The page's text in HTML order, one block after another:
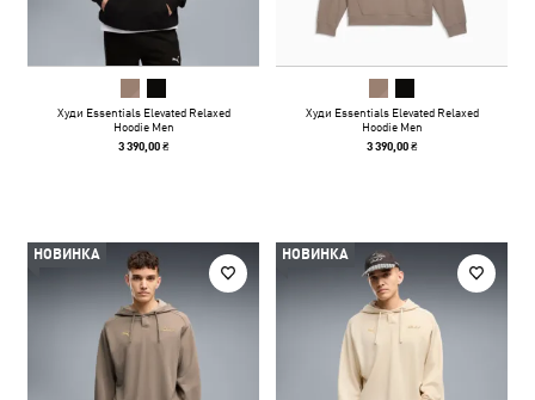
Худи Essentials Elevated Relaxed
Hoodie Men
3 390,00 ₴
Худи Essentials Elevated Relaxed
Hoodie Men
3 390,00 ₴
НОВИНКА НОВИНКА